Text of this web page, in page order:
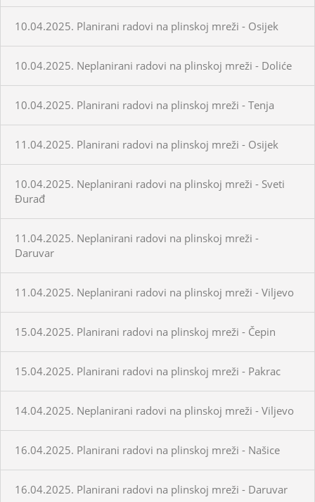
10.04.2025. Planirani radovi na plinskoj mreži - Osijek
10.04.2025. Neplanirani radovi na plinskoj mreži - Doliće
10.04.2025. Planirani radovi na plinskoj mreži - Tenja
11.04.2025. Planirani radovi na plinskoj mreži - Osijek
10.04.2025. Neplanirani radovi na plinskoj mreži - Sveti
Đurađ
11.04.2025. Neplanirani radovi na plinskoj mreži -
Daruvar
11.04.2025. Neplanirani radovi na plinskoj mreži - Viljevo
15.04.2025. Planirani radovi na plinskoj mreži - Čepin
15.04.2025. Planirani radovi na plinskoj mreži - Pakrac
14.04.2025. Neplanirani radovi na plinskoj mreži - Viljevo
16.04.2025. Planirani radovi na plinskoj mreži - Našice
16.04.2025. Planirani radovi na plinskoj mreži - Daruvar